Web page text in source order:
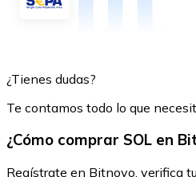
¿Tienes dudas?
Te contamos todo lo que
¿Cómo comprar SOL en
Regístrate en Bitnovo, verifica